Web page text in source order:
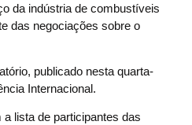
da indústria de combustíveis
das negociações sobre o
publicado nesta quarta-
Internacional.
lista de participantes das